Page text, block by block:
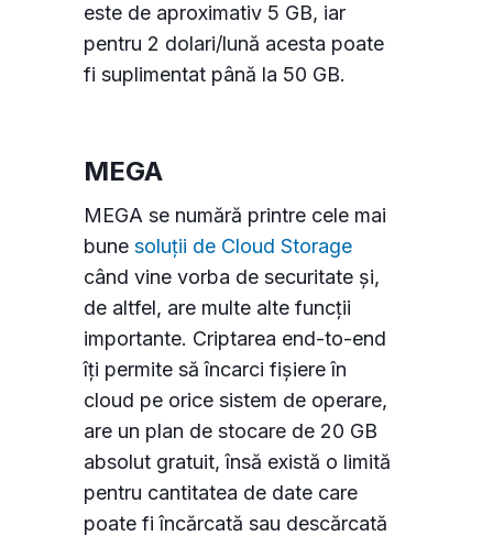
este de aproximativ 5 GB, iar
pentru 2 dolari/lună acesta poate
fi suplimentat până la 50 GB.
MEGA
MEGA se numără printre cele mai
bune soluții de Cloud Storage
când vine vorba de securitate și,
de altfel, are multe alte funcții
importante. Criptarea end-to-end
îți permite să încarci fișiere în
cloud pe orice sistem de operare,
are un plan de stocare de 20 GB
absolut gratuit, însă există o limită
pentru cantitatea de date care
poate fi încărcată sau descărcată
Cookie-urile sunt fișiere mici de date stocate pe
dispozitivul dvs. în timp ce navigați pe site-uri
web. Le utilizăm pentru a îmbunătăți
Personalizează Permite toate